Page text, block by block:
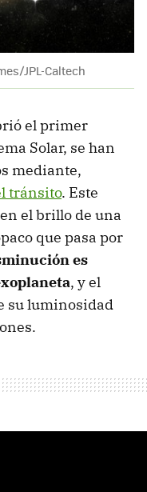
JPL-Caltech
el primer
Solar, se han
mediante,
tránsito. Este
el brillo de una
que pasa por
es
, y el
su luminosidad